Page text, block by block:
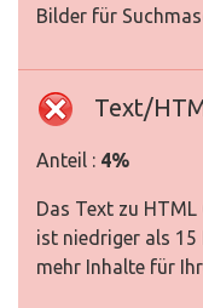
Bilder für
Text/
Anteil : 4%
Das Text zu
ist niedriger als 15
mehr Inhalte für